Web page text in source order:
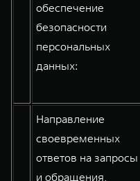
обеспечение
безопасности
персональных
данных:
Направление
своевременных
ответов на запросы
и обращения,